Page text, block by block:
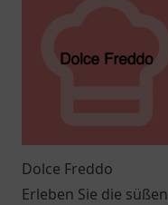
Dolce Freddo
Erleben Sie die süßen